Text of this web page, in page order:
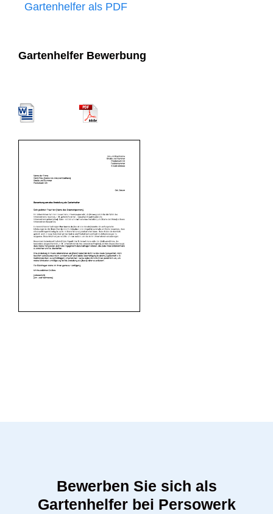
Gartenhelfer als PDF
Gartenhelfer Bewerbung
Bewerben Sie sich als
Gartenhelfer bei Persowerk